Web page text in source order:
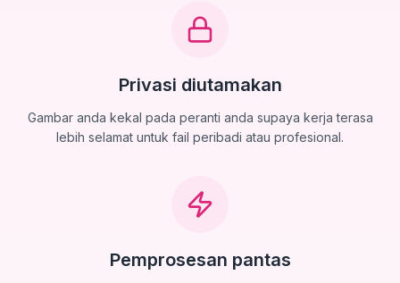
Privasi diutamakan
Gambar anda kekal pada peranti anda supaya kerja terasa
lebih selamat untuk fail peribadi atau profesional.
Pemprosesan pantas